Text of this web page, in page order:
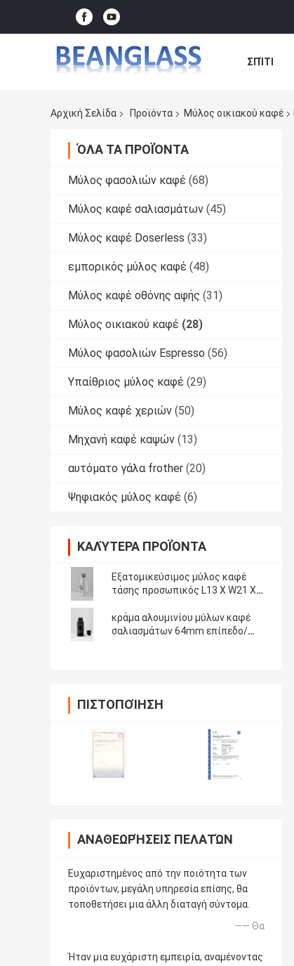
ΣΠΊΤΙ
Αρχική Σελίδα
Προϊόντα Μύλος οικιακού καφέ
ΌΛΑ ΤΑ ΠΡΟΪΌΝΤΑ
Μύλος φασολιών καφέ (68)
Μύλος καφέ σαλιασμάτων (45)
Μύλος καφέ Doserless (33)
εμπορικός μύλος καφέ (48)
Μύλος καφέ οθόνης αφής (31)
Μύλος οικιακού καφέ (28)
Μύλος φασολιών Espresso (56)
Υπαίθριος μύλος καφέ (29)
Μύλος καφέ χεριών (50)
Μηχανή καφέ καψών (13)
αυτόματο γάλα frother (20)
Ψηφιακός μύλος καφέ (6)
ΚΑΛΎΤΕΡΑ ΠΡΟΪΌΝΤΑ
Εξατομικεύσιμος μύλος καφέ
τάσης προσωπικός L13 Χ W21 Χ
κράμα αλουμινίου μύλων καφέ
σαλιασμάτων 64mm επίπεδο/
ΠΙΣΤΟΠΟΊΗΣΗ
ΑΝΑΘΕΩΡΉΣΕΙΣ ΠΕΛΑΤΏΝ
Ευχαριστημένος από την ποιότητα των
προϊόντων, μεγάλη υπηρεσία επίσης, θα
τοποθετήσει μια άλλη διαταγή σύντομα.
—— Θα
Ήταν μια ευχάριστη εμπειρία, αναμένοντας